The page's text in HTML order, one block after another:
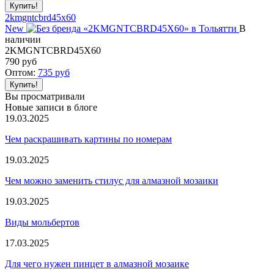
2kmgntcbrd45x60
New
В
наличии
2KMGNTCBRD45X60
790 руб
Оптом: 735 руб
Вы просматривали
Новые записи в блоге
19.03.2025
Чем раскрашивать картины по номерам
19.03.2025
Чем можно заменить стилус для алмазной мозаики
19.03.2025
Виды мольбертов
17.03.2025
Для чего нужен пинцет в алмазной мозаике